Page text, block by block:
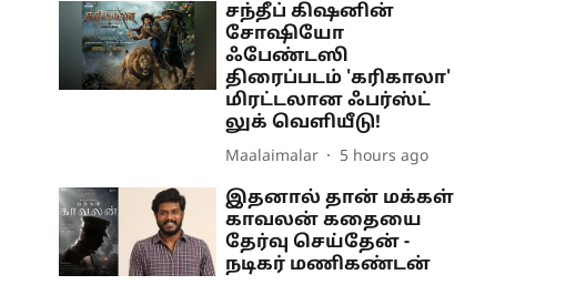
சந்தீப் கிஷனின்
சோஷியோ
ஃபேண்டஸி
திரைப்படம் 'கரிகாலா'
மிரட்டலான ஃபர்ஸ்ட்
லுக் வெளியீடு!
Maalaimalar 5 hours ago
இதனால் தான் மக்கள்
காவலன் கதையை
தேர்வு செய்தேன் -
நடிகர் மணிகண்டன்